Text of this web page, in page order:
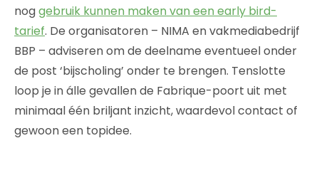
noggebruik kunnen maken van een early bird-
tarief. De organisatoren – NIMA en vakmediabedrijf
BBP – adviseren om de deelname eventueel onder
de post ‘bijscholing’ onder te brengen. Tenslotte
loop je in álle gevallen de Fabrique-poort uit met
minimaal één briljant inzicht, waardevol contact of
gewoon een topidee.